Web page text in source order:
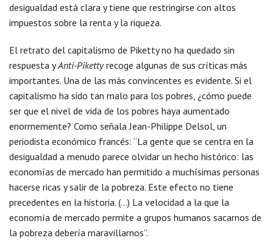
desigualdad está clara y tiene que restringirse con altos
impuestos sobre la renta y la riqueza.
El retrato del capitalismo de Piketty no ha quedado sin
respuesta yAnti-Pikettyrecoge algunas de sus críticas más
importantes. Una de las más convincentes es evidente. Si el
capitalismo ha sido tan malo para los pobres, ¿cómo puede
ser que el nivel de vida de los pobres haya aumentado
enormemente? Como señala Jean-Philippe Delsol, un
periodista económico francés: “La gente que se centra en la
desigualdad a menudo parece olvidar un hecho histórico: las
economías de mercado han permitido a muchísimas personas
hacerse ricas y salir de la pobreza. Este efecto no tiene
precedentes en la historia. (…) La velocidad a la que la
economía de mercado permite a grupos humanos sacarnos de
la pobreza debería maravillarnos”.